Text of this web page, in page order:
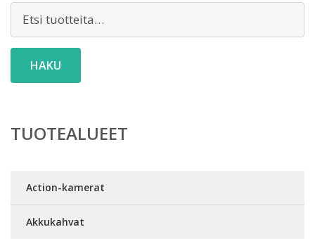
Etsi:
HAKU
TUOTEALUEET
Action-kamerat
Akkukahvat